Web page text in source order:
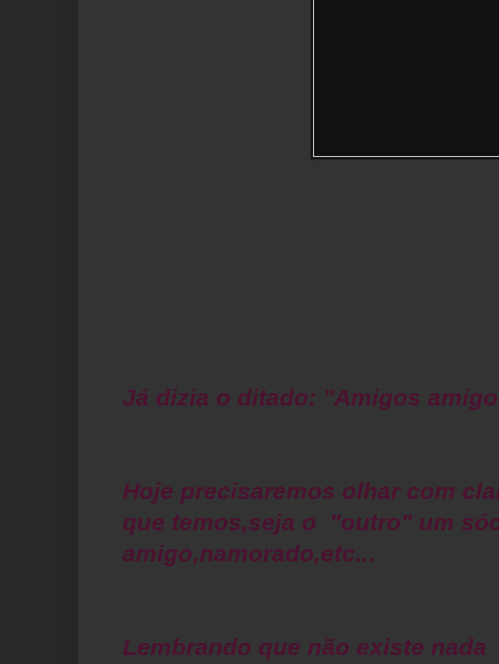
Já dizia o ditado: "Amigos
Hoje precisaremos olhar com
que temos,seja o "outro" um
amigo,namorado,etc...
Lembrando que não existe